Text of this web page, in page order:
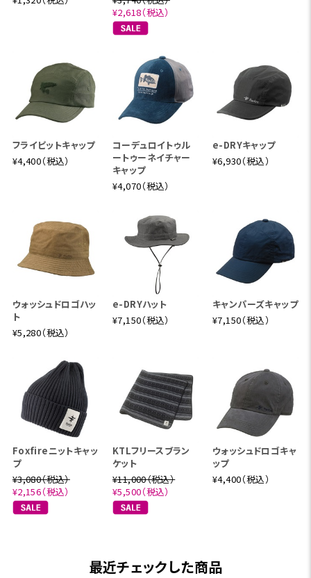
¥2,618（税込）
フライピットキャップ
¥4,400（税込）
コーデュロイトゥル
ートゥーネイチャー
キャップ
¥4,070（税込）
e-DRYキャップ
¥6,930（税込）
ウォッシュドロゴハッ
ト
¥5,280（税込）
e-DRYハット
¥7,150（税込）
キャンパーズキャップ
¥7,150（税込）
Foxfireニットキャッ
プ
¥3,080（税込）
¥2,156（税込）
KTLフリースブラン
ケット
¥11,000（税込）
¥5,500（税込）
ウォッシュドロゴキャ
ップ
¥4,400（税込）
最近チェックした商品